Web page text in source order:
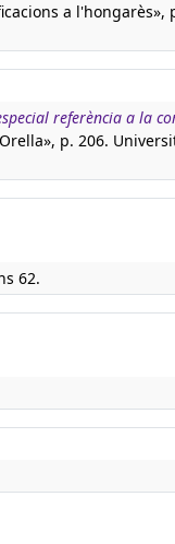
a l'hongarès»,
referència a la
p. 206.
62.